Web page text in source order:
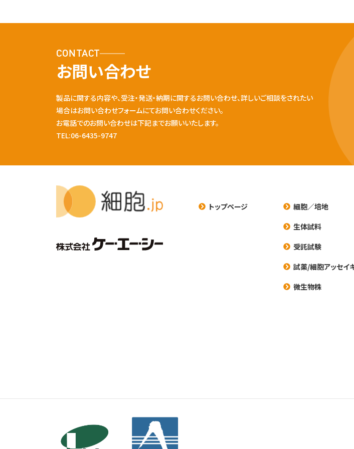
CONTACT
お問い合わせ
製品に関する内容や、受注・発送・納期に関するお問い合わせ、詳しいご相談をされたい
場合はお問い合わせフォームにてお問い合わせください。
お電話でのお問い合わせは下記までお願いいたします。
TEL:06-6435-9747
トップページ
細胞／培地
生体試料
受託試験
試薬/細胞アッセイ
微生物株